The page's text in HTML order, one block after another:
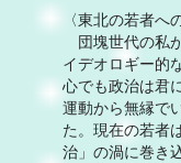
〈東北の若者へ
団塊世代の私
イデオロギー的
心でも政治は君
運動から無縁で
た。現在の若者
治」の渦に巻き